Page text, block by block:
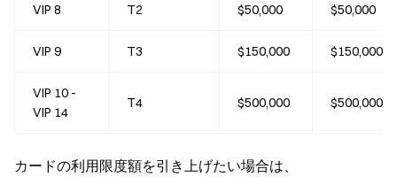
VIP 8 T2 $50,000 $50,000
VIP 9 T3 $150,000 $150,000
VIP 10 -
VIP 14
T4 $500,000 $500,000
カードの利用限度額を引き上げたい場合は、